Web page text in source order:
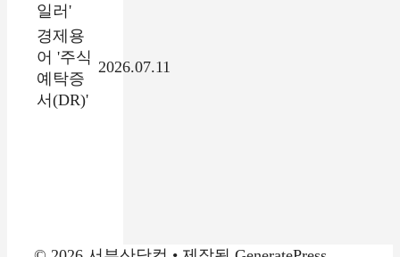
일러'
경제용
어 '주식
예탁증
서(DR)'
2026.07.11